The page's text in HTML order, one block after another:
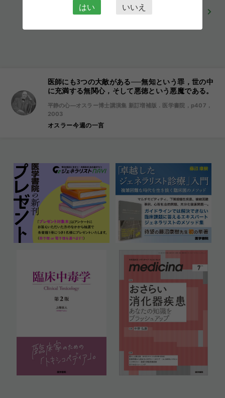
医師にも3つの大敵がある──無知という罪，世の中
に充満する無関心，そして悪徳という悪魔である。
平静の心―オスラー博士講演集 新訂増補版．医学書院，p407，
2003
オスラー今週の一言
はい いいえ